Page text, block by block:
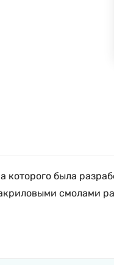
которого была
смолами